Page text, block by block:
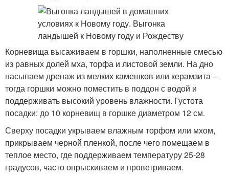
Корневища высаживаем в горшки, наполненные смесью
из равных долей мха, торфа и листовой земли. На дно
насыпаем дренаж из мелких камешков или керамзита –
тогда горшки можно поместить в поддон с водой и
поддерживать высокий уровень влажности. Густота
посадки: до 10 корневищ в горшке диаметром 12 см.
Сверху посадки укрываем влажным торфом или мхом,
прикрываем черной пленкой, после чего помещаем в
теплое место, где поддерживаем температуру 25-28
градусов, часто опрыскиваем и проветриваем.